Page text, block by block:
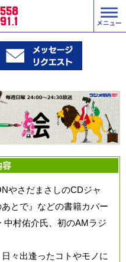
容
やさだまさしのCDジャ
とで』などの書籍カバー
中村佑介氏、初のAMラジ
々出逢ったコトやモノに